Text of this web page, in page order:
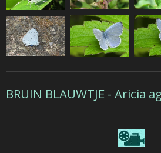
BRUIN BLAUWTJE - Aricia